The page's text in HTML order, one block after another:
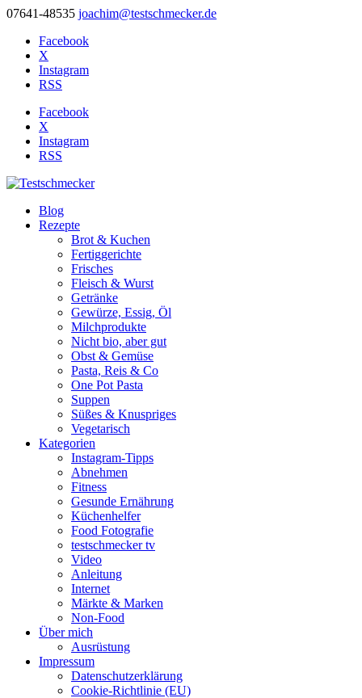
07641-48535 joachim@testschmecker.de
Facebook
X
Instagram
RSS
Facebook
X
Instagram
RSS
Blog
Rezepte
Brot & Kuchen
Fertiggerichte
Frisches
Fleisch & Wurst
Getränke
Gewürze, Essig, Öl
Milchprodukte
Nicht bio, aber gut
Obst & Gemüse
Pasta, Reis & Co
One Pot Pasta
Suppen
Süßes & Knuspriges
Vegetarisch
Kategorien
Instagram-Tipps
Abnehmen
Fitness
Gesunde Ernährung
Küchenhelfer
Food Fotografie
testschmecker tv
Video
Anleitung
Internet
Märkte & Marken
Non-Food
Über mich
Ausrüstung
Impressum
Datenschutzerklärung
Cookie-Richtlinie (EU)